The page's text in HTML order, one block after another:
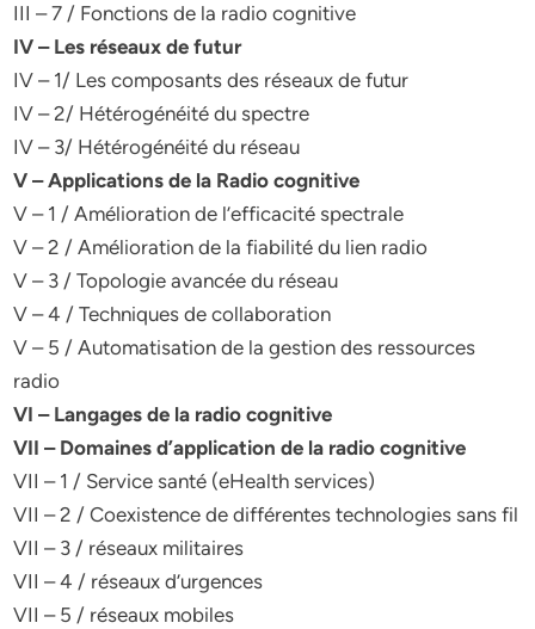
III – 7 / Fonctions de la radio cognitive
IV – Les réseaux de futur
IV – 1/ Les composants des réseaux de futur
IV – 2/ Hétérogénéité du spectre
IV – 3/ Hétérogénéité du réseau
V – Applications de la Radio cognitive
V – 1 / Amélioration de l’efficacité spectrale
V – 2 / Amélioration de la fiabilité du lien radio
V – 3 / Topologie avancée du réseau
V – 4 / Techniques de collaboration
V – 5 / Automatisation de la gestion des ressources
radio
VI – Langages de la radio cognitive
VII – Domaines d’application de la radio cognitive
VII – 1 / Service santé (eHealth services)
VII – 2 / Coexistence de différentes technologies sans fil
VII – 3 / réseaux militaires
VII – 4 / réseaux d’urgences
VII – 5 / réseaux mobiles